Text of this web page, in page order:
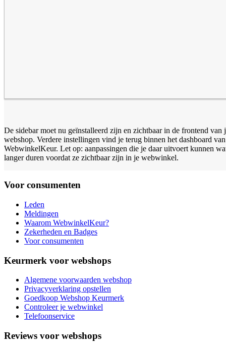
De sidebar moet nu geïnstalleerd zijn en zichtbaar in de frontend van
webshop. Verdere instellingen vind je terug binnen het dashboard van
WebwinkelKeur. Let op: aanpassingen die je daar uitvoert kunnen
langer duren voordat ze zichtbaar zijn in je webwinkel.
Voor consumenten
Leden
Meldingen
Waarom WebwinkelKeur?
Zekerheden en Badges
Voor consumenten
Keurmerk voor webshops
Algemene voorwaarden webshop
Privacyverklaring opstellen
Goedkoop Webshop Keurmerk
Controleer je webwinkel
Telefoonservice
Reviews voor webshops